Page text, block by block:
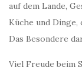
auf dem Lande,
Küche und Dinge,
Das Besondere
Viel Freude beim